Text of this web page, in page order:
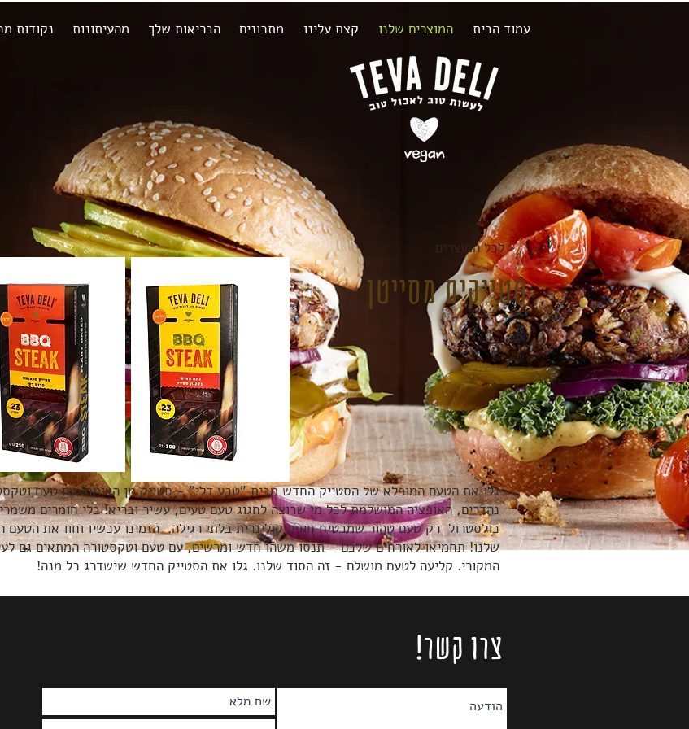
עמוד הבית המוצרים שלנו קצת עלינו מתכונים הבריאות שלך מהעיתונות נקודות
לכל המוצרים >
סטייקים מסייטן
גלו את הטעם המופלא של הסטייק החדש מבית "טבע דלי" - סטייק מן הצומח! עם טעם
נהדרים, האופציה המושלמת לכל מי שרוצה לחגוג טעם טעים, עשיר ובריא! בלי חומרים
כולסטרול רק טעם טהור שמבטיח חוויה קולינרית בלתי רגילה. הזמינו עכשיו וחוו את הטעם
שלנו! תחמיאו לאורחים שלכם - תנסו משהו חדש ומרשים, עם טעם וטקסטורה המתאים גם
המקורי. קליעה לטעם מושלם - זה הסוד שלנו. גלו את הסטייק החדש שישדרג כל מנה!
צרו קשר!